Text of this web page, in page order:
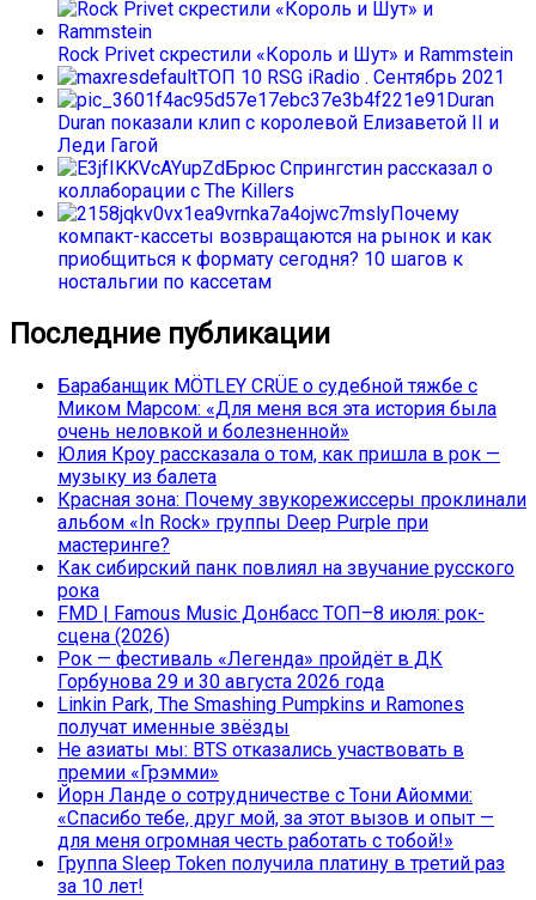
Rock Privet скрестили «Король и Шут» и Rammstein
ТОП 10 RSG iRadio . Сентябрь 2021
Duran
Duran показали клип с королевой Елизаветой II и
Леди Гагой
Брюс Спрингстин рассказал о
коллаборации с The Killers
Почему
компакт-кассеты возвращаются на рынок и как
приобщиться к формату сегодня? 10 шагов к
ностальгии по кассетам
Последние публикации
Барабанщик MÖTLEY CRÜE о судебной тяжбе с
Миком Марсом: «Для меня вся эта история была
очень неловкой и болезненной»
Юлия Кроу рассказала о том, как пришла в рок —
музыку из балета
Красная зона: Почему звукорежиссеры проклинали
альбом «In Rock» группы Deep Purple при
мастеринге?
Как сибирский панк повлиял на звучание русского
рока
FMD | Famous Music Донбасс ТОП–8 июля: рок-
сцена (2026)
Рок — фестиваль «Легенда» пройдёт в ДК
Горбунова 29 и 30 августа 2026 года
Linkin Park, The Smashing Pumpkins и Ramones
получат именные звёзды
Не азиаты мы: BTS отказались участвовать в
премии «Грэмми»
Йорн Ланде о сотрудничестве с Тони Айомми:
«Спасибо тебе, друг мой, за этот вызов и опыт —
для меня огромная честь работать с тобой!»
Группа Sleep Token получила платину в третий раз
за 10 лет!